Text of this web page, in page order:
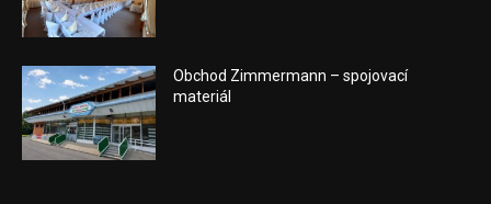
Obchod Zimmermann – spojovací
materiál